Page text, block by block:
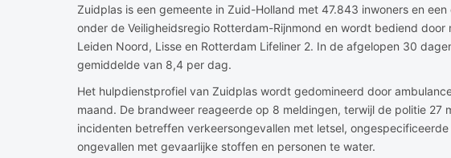
Zuidplas is een gemeente in Zuid-Holland met 47.843 inwoners en
onder de Veiligheidsregio Rotterdam-Rijnmond en wordt bediend
Leiden Noord, Lisse en Rotterdam Lifeliner 2. In de afgelopen 30
gemiddelde van 8,4 per dag.
Het hulpdienstprofiel van Zuidplas wordt gedomineerd door
maand. De brandweer reageerde op 8 meldingen, terwijl de politie 27
incidenten betreffen verkeersongevallen met letsel,
ongevallen met gevaarlijke stoffen en personen te water.